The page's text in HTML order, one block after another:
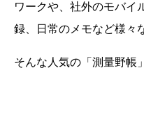
ワークや、社外のモバイ
録、日常のメモなど様々
そんな人気の「測量野帳